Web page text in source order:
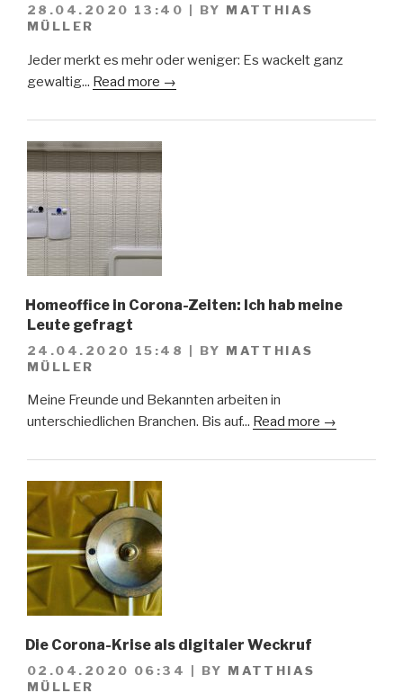
28.04.2020 13:40 BY MATTHIAS
MÜLLER
Jeder merkt es mehr oder weniger: Es wackelt ganz
gewaltig... Read more →
Homeoffice in Corona-Zeiten: Ich hab meine
Leute gefragt
24.04.2020 15:48 | BY MATTHIAS
MÜLLER
Meine Freunde und Bekannten arbeiten in
unterschiedlichen Branchen. Bis auf... Read more →
Die Corona-Krise als digitaler Weckruf
02.04.2020 06:34 BY MATTHIAS
MÜLLER